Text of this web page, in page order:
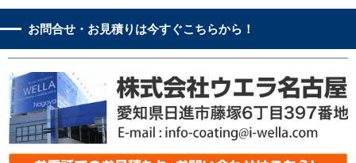
お問合せ・お見積りは今すぐこちらから！